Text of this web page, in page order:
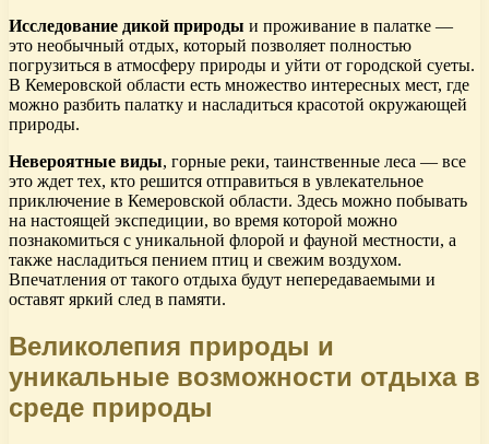
Исследование дикой природы и проживание в палатке —
это необычный отдых, который позволяет полностью
погрузиться в атмосферу природы и уйти от городской суеты.
В Кемеровской области есть множество интересных мест, где
можно разбить палатку и насладиться красотой окружающей
природы.
Невероятные виды, горные реки, таинственные леса — все
это ждет тех, кто решится отправиться в увлекательное
приключение в Кемеровской области. Здесь можно побывать
на настоящей экспедиции, во время которой можно
познакомиться с уникальной флорой и фауной местности, а
также насладиться пением птиц и свежим воздухом.
Впечатления от такого отдыха будут непередаваемыми и
оставят яркий след в памяти.
Великолепия природы и
уникальные возможности отдыха в
среде природы